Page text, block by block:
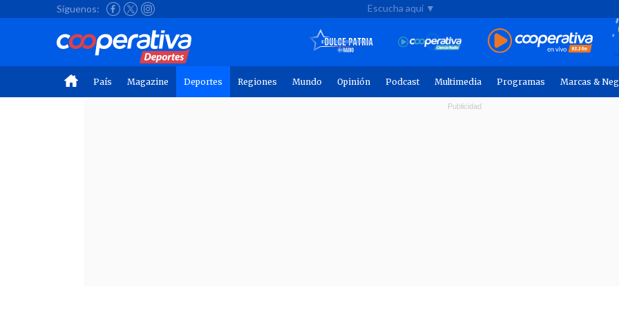
Síguenos: Escucha aquí ▼
País Magazine Deportes Regiones Mundo Opinión Podcast Multimedia Programas Marcas &